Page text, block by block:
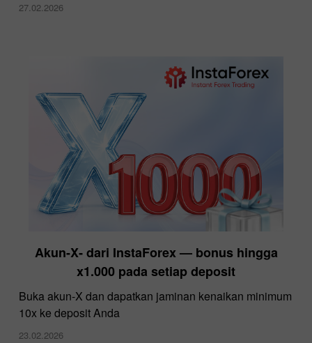
27.02.2026
Akun-X‑ dari InstaForex — bonus hingga
x1.000 pada setiap deposit
Buka akun‑X dan dapatkan jaminan kenaikan minimum
10x ke deposit Anda
23.02.2026